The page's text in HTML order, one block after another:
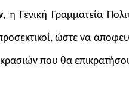
, η Γενική Γραμματεία
ώστε να
που θα